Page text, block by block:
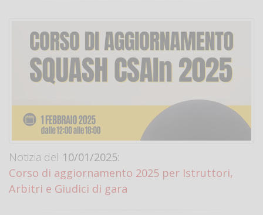
Notizia del 10/01/2025:
Corso di aggiornamento 2025 per Istruttori,
Arbitri e Giudici di gara